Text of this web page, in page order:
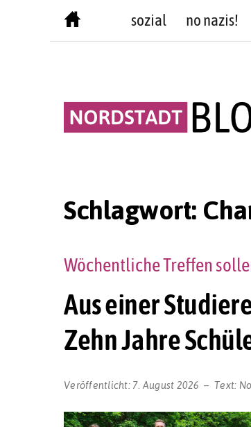
sozial no nazis!
Schlagwort:
Aus einer
Zehn Jahre
Wöchentliche Treffen
Veröffentlicht: 7. August 2026 Text: